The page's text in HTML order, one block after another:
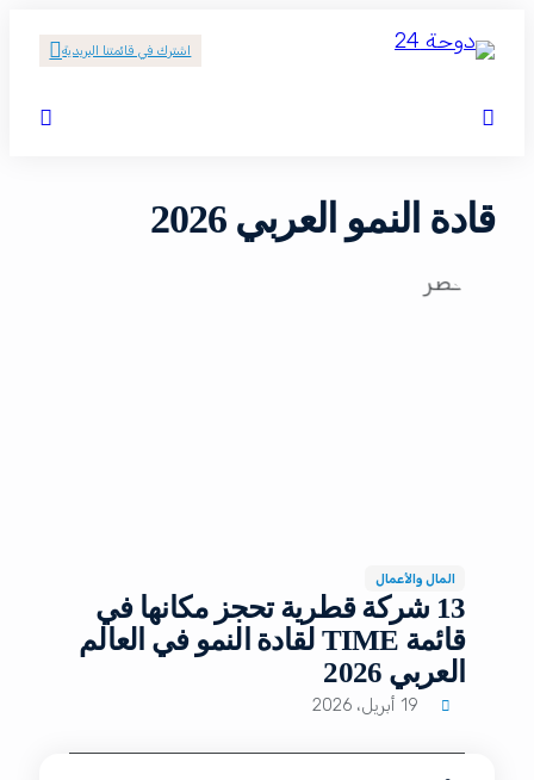
اشترك في قائمتنا البريدية
قادة النمو العربي 2026
المال والأعمال
13 شركة قطرية تحجز مكانها في
قائمة TIME لقادة النمو في العالم
العربي 2026
19 أبريل، 2026